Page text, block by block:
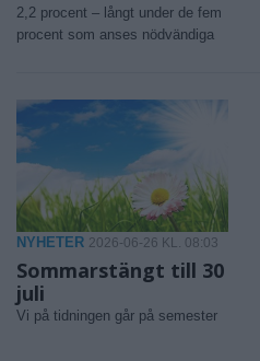
2,2 procent – långt under de fem
procent som anses nödvändiga
NYHETER 2026-06-26 KL. 08:03
Sommarstängt till 30
juli
Vi på tidningen går på semester